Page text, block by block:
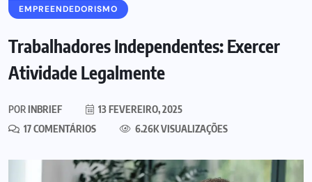
EMPREENDEDORISMO
Trabalhadores Independentes: Exercer
Atividade Legalmente
PORINBRIEF
13 FEVEREIRO, 2025
17 COMENTÁRIOS
6.26K VISUALIZAÇÕES